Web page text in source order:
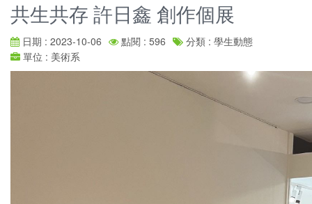
共生共存 許日鑫 創作個展
日期 : 2023-10-06 點閱 : 596
分類 : 學生動態
單位 : 美術系